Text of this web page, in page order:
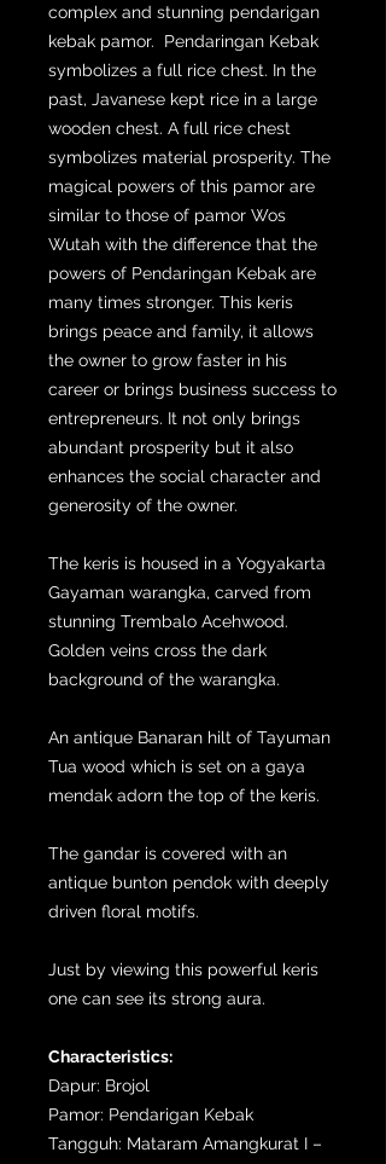
complex and stunning pendarigan
kebak pamor. Pendaringan Kebak
symbolizes a full rice chest. In the
past, Javanese kept rice in a large
wooden chest. A full rice chest
symbolizes material prosperity. The
magical powers of this pamor are
similar to those of pamor Wos
Wutah with the difference that the
powers of Pendaringan Kebak are
many times stronger. This keris
brings peace and family, it allows
the owner to grow faster in his
career or brings business success to
entrepreneurs. It not only brings
abundant prosperity but it also
enhances the social character and
generosity of the owner.
The keris is housed in a Yogyakarta
Gayaman warangka, carved from
stunning Trembalo Acehwood.
Golden veins cross the dark
background of the warangka.
An antique Banaran hilt of Tayuman
Tua wood which is set on a gaya
mendak adorn the top of the keris.
The gandar is covered with an
antique bunton pendok with deeply
driven floral motifs.
Just by viewing this powerful keris
one can see its strong aura.
Characteristics:
Dapur: Brojol
Pamor: Pendarigan Kebak
Tangguh: Mataram Amangkurat I –